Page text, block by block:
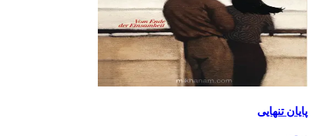
پایان تنهایی